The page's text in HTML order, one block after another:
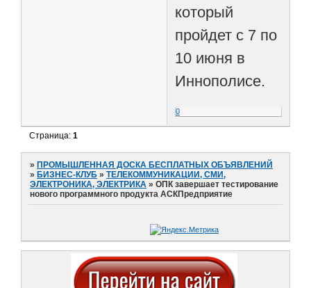
который
пройдет с 7 по
10 июня в
Иннополисе.
0
Страница:1
» ПРОМЫШЛЕННАЯ ДОСКА БЕСПЛАТНЫХ ОБЪЯВЛЕНИЙ
» БИЗНЕС-КЛУБ »ТЕЛЕКОММУНИКАЦИИ, СМИ,
ЭЛЕКТРОНИКА, ЭЛЕКТРИКА »ОПК завершает тестирование
нового программного продукта АСКПредприятие